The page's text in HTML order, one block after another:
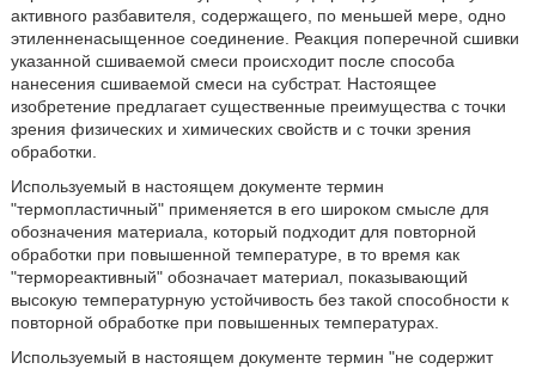
активного разбавителя, содержащего, по меньшей мере, одно
этиленненасыщенное соединение. Реакция поперечной сшивки
указанной сшиваемой смеси происходит после способа
нанесения сшиваемой смеси на субстрат. Настоящее
изобретение предлагает существенные преимущества с точки
зрения физических и химических свойств и с точки зрения
обработки.
Используемый в настоящем документе термин
"термопластичный" применяется в его широком смысле для
обозначения материала, который подходит для повторной
обработки при повышенной температуре, в то время как
"термореактивный" обозначает материал, показывающий
высокую температурную устойчивость без такой способности к
повторной обработке при повышенных температурах.
Используемый в настоящем документе термин "не содержит